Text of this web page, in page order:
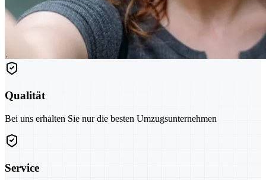
Qualität
Bei uns erhalten Sie nur die besten Umzugsunternehmen
Service